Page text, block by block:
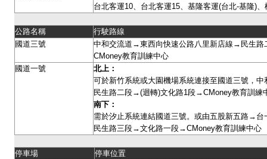
台北客運10、台北客運15、基隆客運(台北-基隆)
公路名稱
行駛路線
國道三號
中和交流道→東西向快速公路八里新店線→民生
CMoney教育訓練中心
國道一號
北上：
可於新竹系統或大園機場系統連接至國道三號，
民生路二段→(迴轉)文化路1段→CMoney教育訓練
南下：
需於汐止系統連結國道三號。或由五股新五路
民生路三段→文化路一段→CMoney教育訓練中心
停車場
停車位置